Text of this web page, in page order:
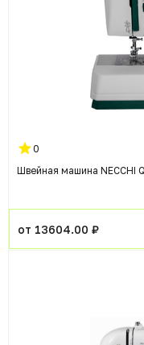
0
Швейная машина NECCHI
от 13604.00 ₽